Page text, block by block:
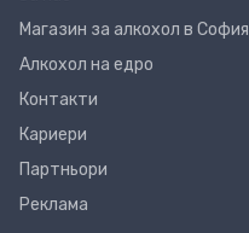
Магазин за алкохол в София
Алкохол на едро
Контакти
Кариери
Партньори
Реклама